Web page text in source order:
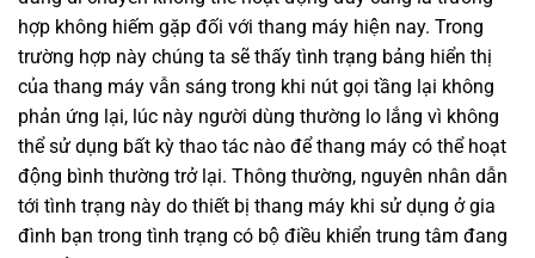
hợp không hiếm gặp đối với thang máy hiện nay. Trong
trường hợp này chúng ta sẽ thấy tình trạng bảng hiển thị
của thang máy vẫn sáng trong khi nút gọi tầng lại không
phản ứng lại, lúc này người dùng thường lo lắng vì không
thể sử dụng bất kỳ thao tác nào để thang máy có thể hoạt
động bình thường trở lại. Thông thường, nguyên nhân dẫn
tới tình trạng này do thiết bị thang máy khi sử dụng ở gia
đình bạn trong tình trạng có bộ điều khiển trung tâm đang